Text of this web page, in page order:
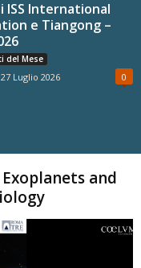
ISS International
e Tiangong –
del Mese
27 Luglio 2026 0
and